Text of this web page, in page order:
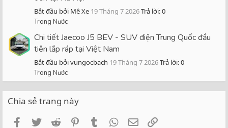
Bắt đầu bởi Mê Xe 19 Tháng 7 2026Trả lời: 0
Trong Nước
Chi tiết Jaecoo J5 BEV - SUV điện Trung Quốc đầu
tiên lắp ráp tại Việt Nam
Bắt đầu bởi vungocbach 19 Tháng 7 2026Trả lời: 0
Trong Nước
Chia sẻ trang này
FacebookTwitterReddit PinterestTumblrWhatsApp
Email